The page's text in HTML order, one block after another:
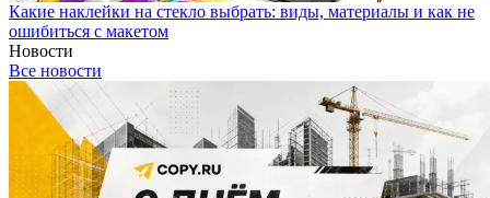
Какие наклейки на стекло выбрать: виды, материалы и как не
ошибиться с макетом
Новости
Все новости